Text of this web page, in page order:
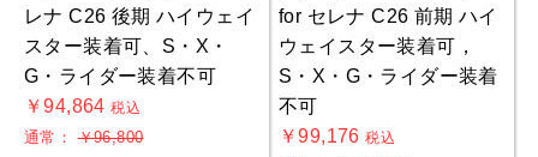
レナ C26 後期 ハイウェイ
スター装着可、S・X・
G・ライダー装着不可
￥94,864税込
通常：￥96,800
for セレナ C26 前期 ハイ
ウェイスター装着可，
S・X・G・ライダー装着
不可
￥99,176税込